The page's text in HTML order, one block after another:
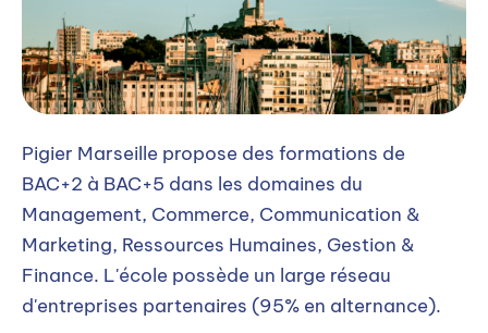
Pigier Marseille propose des formations de
BAC+2 à BAC+5 dans les domaines du
Management, Commerce, Communication &
Marketing, Ressources Humaines, Gestion &
Finance. L'école possède un large réseau
d'entreprises partenaires (95% en alternance).